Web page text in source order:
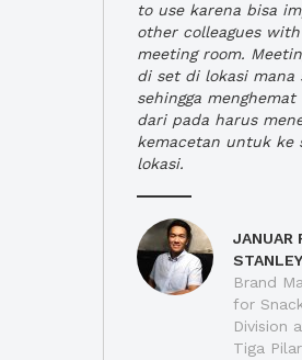
to use karena bisa
other colleagues
meeting room.
di set di lokasi mana
sehingga
dari pada harus
kemacetan untuk ke
lokasi.
JANUAR
STANLEY
Brand
for
Division
Tiga Pilar